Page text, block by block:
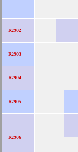
R2902
R2903
R2904
R2905
R2906